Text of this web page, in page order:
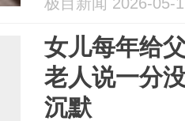
女儿每年给
老人说一分
沉默